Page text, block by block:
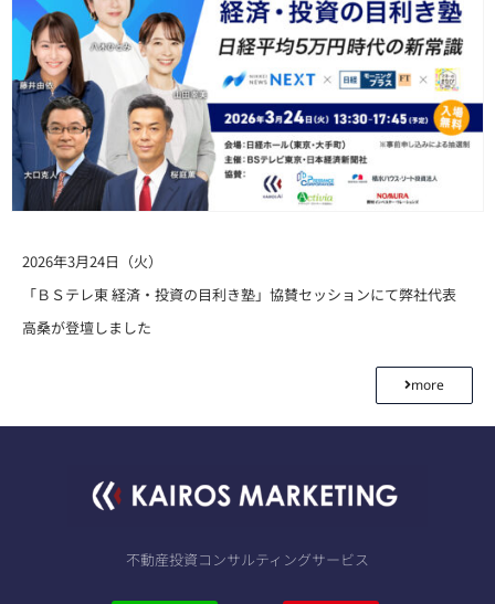
2026年3月24日（火）
「ＢＳテレ東 経済・投資の目利き塾」協賛セッションにて弊社代表
高桑が登壇しました
more
不動産投資コンサルティングサービス